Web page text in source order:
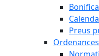
Preus